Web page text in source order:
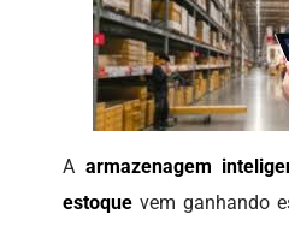
A armazenagem
estoque vem ganhando